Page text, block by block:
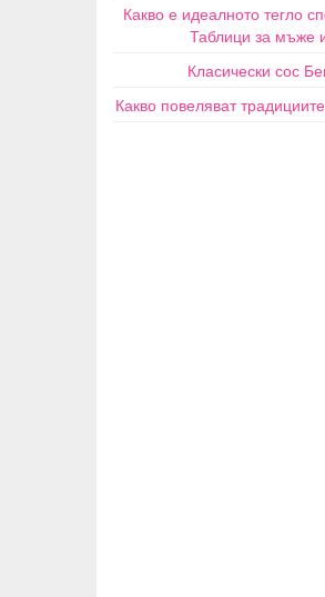
Какво е идеалното тегло
Таблици за мъже
Класически сос
Какво повеляват